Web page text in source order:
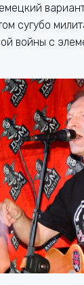
сугубо
войны с